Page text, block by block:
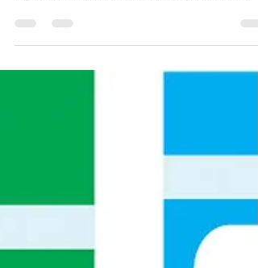
Cachhaynhat.com chia sẻ Triệu Chứng
vector corel chất lượng cao, chỉnh